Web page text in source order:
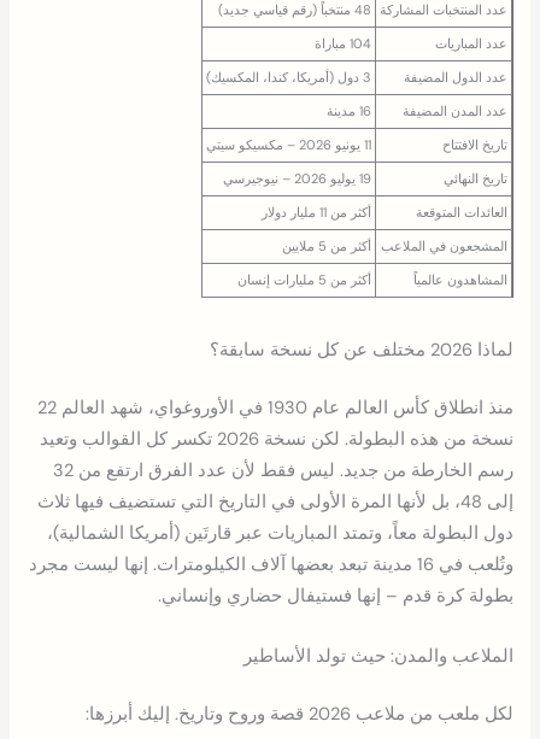
عدد المنتخبات المشاركة
48 منتخباً (رقم قياسي جديد)
عدد المباريات
104 مباراة
عدد الدول المضيفة
3 دول (أمريكا، كندا، المكسيك)
عدد المدن المضيفة
16 مدينة
تاريخ الافتتاح
11 يونيو 2026 – مكسيكو سيتي
تاريخ النهائي
19 يوليو 2026 – نيوجيرسي
العائدات المتوقعة
أكثر من 11 مليار دولار
المشجعون في الملاعب
أكثر من 5 ملايين
المشاهدون عالمياً
أكثر من 5 مليارات إنسان
لماذا 2026 مختلف عن كل نسخة سابقة؟
منذ انطلاق كأس العالم عام 1930 في الأوروغواي، شهد العالم 22
نسخة من هذه البطولة. لكن نسخة 2026 تكسر كل القوالب وتعيد
رسم الخارطة من جديد. ليس فقط لأن عدد الفرق ارتفع من 32
إلى 48، بل لأنها المرة الأولى في التاريخ التي تستضيف فيها ثلاث
دول البطولة معاً، وتمتد المباريات عبر قارتَين (أمريكا الشمالية)،
وتُلعب في 16 مدينة تبعد بعضها آلاف الكيلومترات. إنها ليست مجرد
بطولة كرة قدم – إنها فستيفال حضاري وإنساني.
الملاعب والمدن: حيث تولد الأساطير
لكل ملعب من ملاعب 2026 قصة وروح وتاريخ. إليك أبرزها: